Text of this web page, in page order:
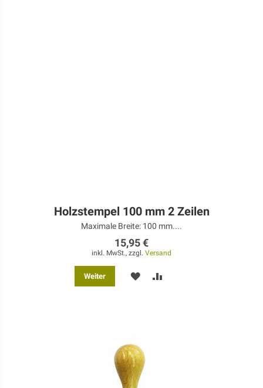
Holzstempel 100 mm 2 Zeilen
Maximale Breite: 100 mm....
15,95 €
inkl. MwSt., zzgl. Versand
Weiter MERKEN